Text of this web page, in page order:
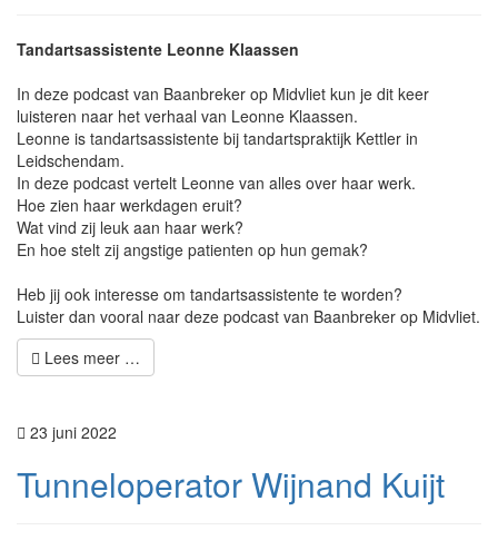
Tandartsassistente Leonne Klaassen
In deze podcast van Baanbreker op Midvliet kun je dit keer
luisteren naar het verhaal van Leonne Klaassen.
Leonne is tandartsassistente bij tandartspraktijk Kettler in
Leidschendam.
In deze podcast vertelt Leonne van alles over haar werk.
Hoe zien haar werkdagen eruit?
Wat vind zij leuk aan haar werk?
En hoe stelt zij angstige patienten op hun gemak?
Heb jij ook interesse om tandartsassistente te worden?
Luister dan vooral naar deze podcast van Baanbreker op Midvliet.
Lees meer …
23 juni 2022
Tunneloperator Wijnand Kuijt